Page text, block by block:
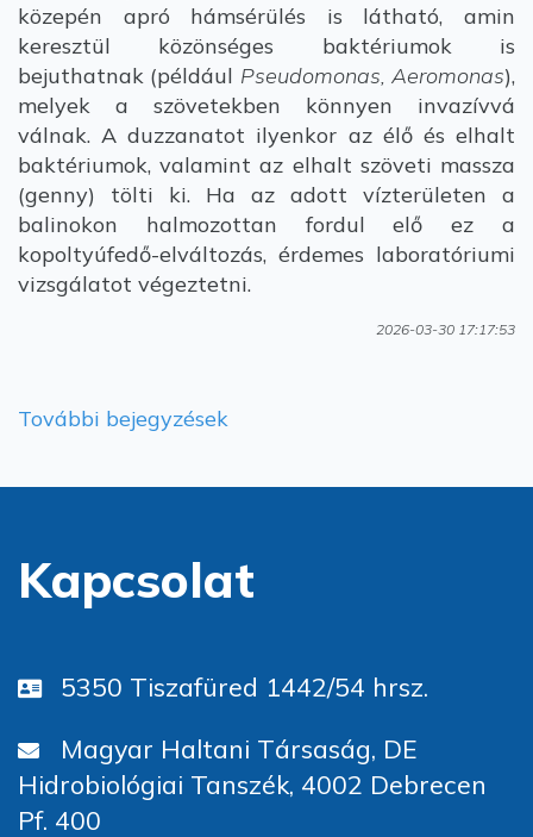
közepén apró hámsérülés is látható, amin
keresztül közönséges baktériumok is
bejuthatnak (például Pseudomonas, Aeromonas),
melyek a szövetekben könnyen invazívvá
válnak. A duzzanatot ilyenkor az élő és elhalt
baktériumok, valamint az elhalt szöveti massza
(genny) tölti ki. Ha az adott vízterületen a
balinokon halmozottan fordul elő ez a
kopoltyúfedő-elváltozás, érdemes laboratóriumi
vizsgálatot végeztetni.
2026-03-30 17:17:53
További bejegyzések
Kapcsolat
5350 Tiszafüred 1442/54 hrsz.
Magyar Haltani Társaság, DE
Hidrobiológiai Tanszék, 4002 Debrecen
Pf. 400